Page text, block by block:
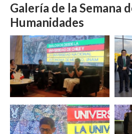
Galería de la Semana
Humanidades
Zoom
Zoom